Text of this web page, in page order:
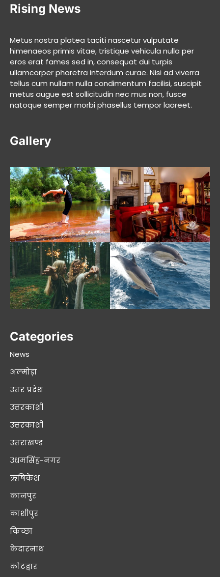
Rising News
Metus nostra platea taciti nascetur vulputate
himenaeos primis vitae, tristique vehicula nulla per
eros erat fames sed in, consequat dui turpis
ullamcorper pharetra interdum curae. Nisi ad viverra
tellus cum nullam nulla condimentum facilisi, suscipit
metus augue est sollicitudin nec mus non, fusce
natoque semper morbi phasellus tempor laoreet.
Gallery
Categories
News
अल्मोड़ा
उत्तर प्रदेश
उत्तरकाशी
उत्तरकाशी
उत्तराखण्ड
उधमसिंह-नगर
ऋषिकेश
कानपुर
काशीपुर
किच्छा
केदारनाथ
कोटद्वार